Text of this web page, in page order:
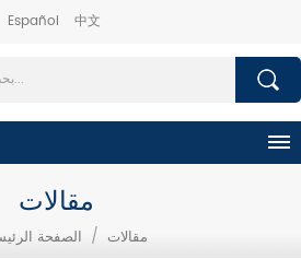
Español 中文
مقالات
الصفحة / مقالات